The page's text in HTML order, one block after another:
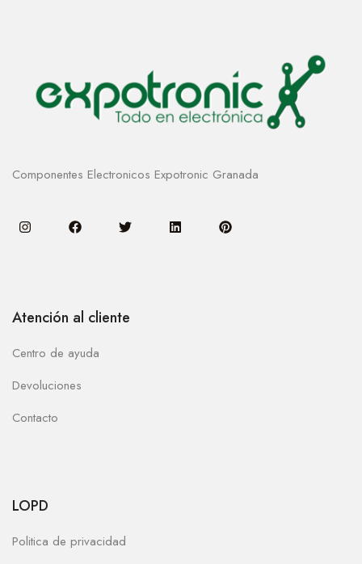
Componentes Electronicos Expotronic Granada
Atención al cliente
Centro de ayuda
Devoluciones
Contacto
LOPD
Politica de privacidad